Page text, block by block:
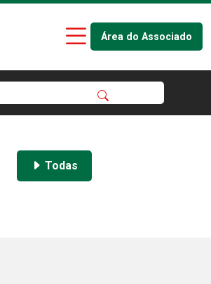
Área do Associado
Todas